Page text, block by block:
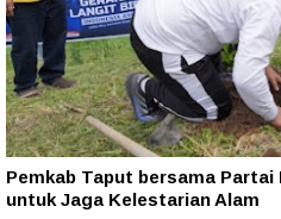
Pemkab Taput bersama
untuk Jaga Kelestarian Alam